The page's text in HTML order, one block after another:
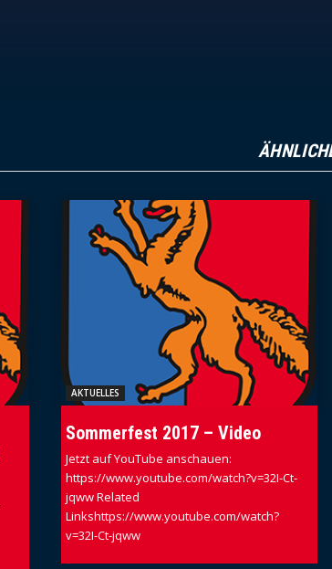
AKTUELLES
Sommerfest 2017 – Video
Jetzt auf YouTube anschauen:
https://www.youtube.com/watch?v=32I-Ct-
jqww Related
Linkshttps://www.youtube.com/watch?
v=32I-Ct-jqww